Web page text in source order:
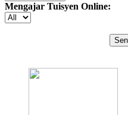
Mengajar Tuisyen Online: